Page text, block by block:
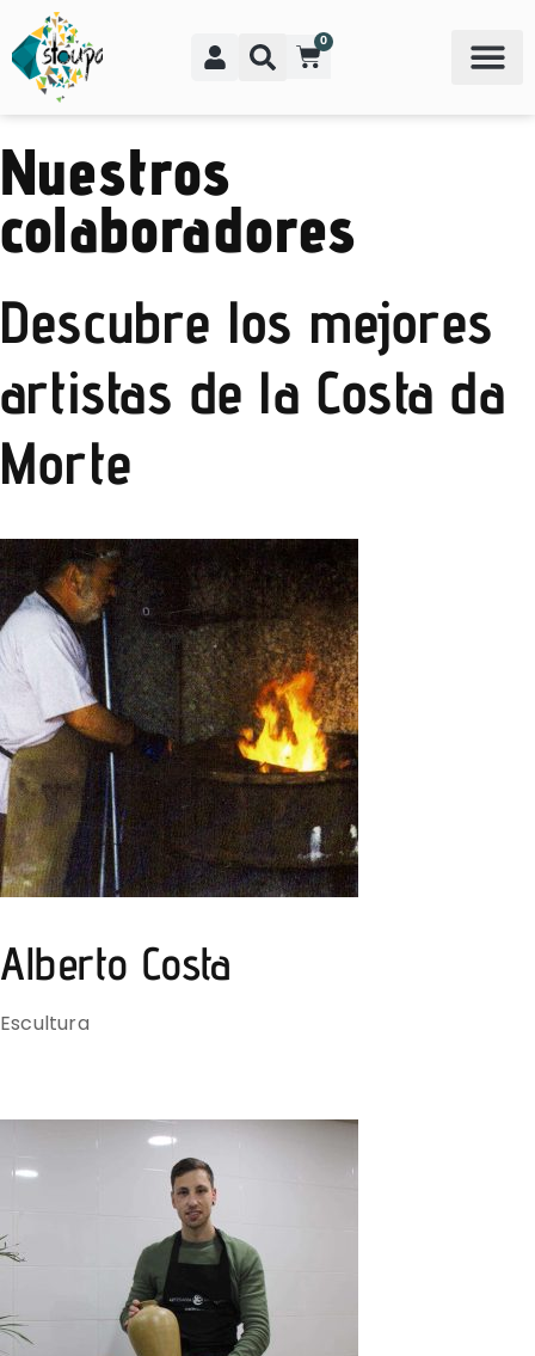
0
Nuestros
colaboradores
Descubre los mejores
artistas de la Costa da
Morte
Alberto Costa
Escultura